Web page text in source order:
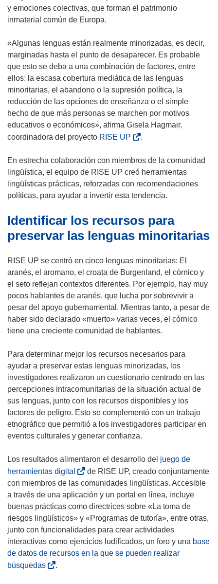
y emociones colectivas, que forman el patrimonio
inmaterial común de Europa.
«Algunas lenguas están realmente minorizadas, es decir,
marginadas hasta el punto de desaparecer. Es probable
que esto se deba a una combinación de factores, entre
ellos: la escasa cobertura mediática de las lenguas
minoritarias, el abandono o la supresión política, la
reducción de las opciones de enseñanza o el simple
hecho de que más personas se marchen por motivos
educativos o económicos», afirma Gisela Hagmair,
coordinadora del proyecto RISE UP
e
a
b
r
r
e
u
n
a
n
u
e
v
v
e
n
t
a
n
a
)
.
En estrecha colaboración con miembros de la comunidad
lingüística, el equipo de RISE UP creó herramientas
lingüísticas prácticas, reforzadas con recomendaciones
políticas, para ayudar a invertir esta tendencia.
Identificar los recursos para
preservar las lenguas minoritarias
RISE UP se centró en cinco lenguas minoritarias: El
aranés, el aromano, el croata de Burgenland, el córnico y
el seto reflejan contextos diferentes. Por ejemplo, hay muy
pocos hablantes de aranés, que lucha por sobrevivir a
pesar del apoyo gubernamental. Mientras tanto, a pesar de
haber sido declarado «muerto» varias veces, el córnico
tiene una creciente comunidad de hablantes.
Para determinar mejor los recursos necesarios para
ayudar a preservar estas lenguas minorizadas, los
investigadores realizaron un cuestionario centrado en las
percepciones intracomunitarias de la situación actual de
sus lenguas, junto con los recursos disponibles y los
factores de peligro. Esto se complementó con un trabajo
etnográfico que permitió a los investigadores participar en
eventos culturales y generar confianza.
Los resultados alimentaron el desarrollo del juego de
herramientas digital
s
e
a
b
r
i
r
de RISE UP, creado conjuntamente
con miembros de las comunidades lingüísticas. Accesible
a través de una aplicación y un portal en línea, incluye
buenas prácticas como directrices sobre «La toma de
riesgos lingüísticos» y «Programas de tutoría», entre otras,
junto con funcionalidades para crear actividades
interactivas como ejercicios ludificados, un foro y una base
de datos de recursos en la que se pueden realizar
búsquedas(
.